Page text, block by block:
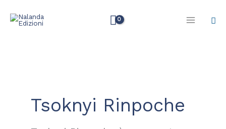
Tsoknyi Rinpoche